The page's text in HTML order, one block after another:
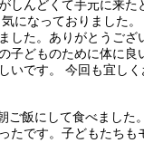
しんどくて手元に来た
になっておりました
した。ありがとうござ
子どものために体に良
いです。 今回も宜しく
ご飯にして食べました
たです。子どもたちも